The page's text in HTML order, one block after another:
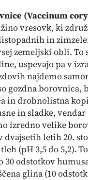
(Vaccinum
vresovk, ki
in
zemeljski obli. To
uspevajo pa v
najdemo
gozdna borovnica,
in drobnolistna
in sladke, vendar
izredno velike
letih 20.
(pH 3,5 do 5,2).
odstotkov
glina (10